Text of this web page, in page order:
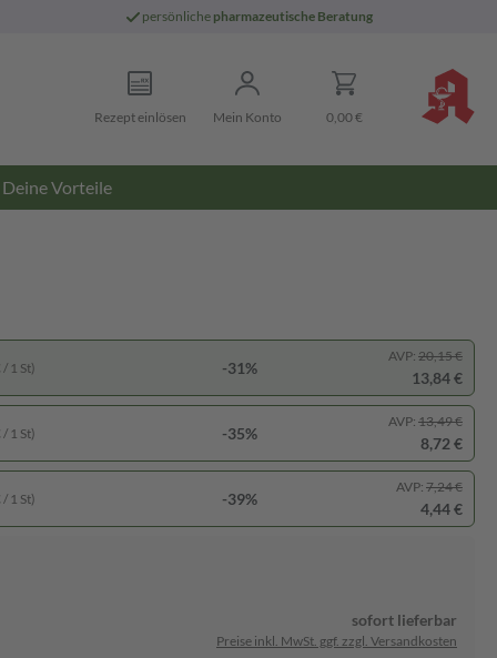
persönliche pharmazeutische Beratung
Rezept einlösen Mein Konto 0,00 €
Deine Vorteile
1 St) -31%
AVP: 20,15 €
13,84 €
1 St) -35%
AVP: 13,49 €
8,72 €
1 St) -39%
AVP: 7,24 €
4,44 €
sofort lieferbar
Preise inkl. MwSt. ggf. zzgl. Versandkosten